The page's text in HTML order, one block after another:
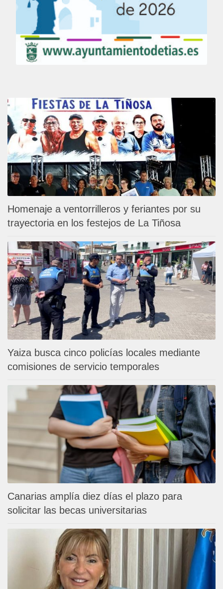
Homenaje a ventorrilleros y feriantes por su
trayectoria en los festejos de La Tiñosa
Yaiza busca cinco policías locales mediante
comisiones de servicio temporales
Canarias amplía diez días el plazo para
solicitar las becas universitarias